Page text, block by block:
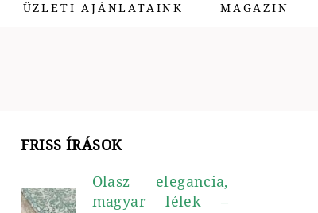
ÜZLETI AJÁNLATAINK
Textíliák lakberendezőknek
MAGAZIN
FRISS ÍRÁSOK
Olasz elegancia,
magyar lélek –